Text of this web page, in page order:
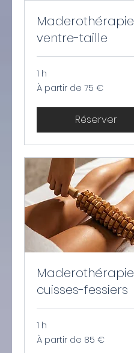
Maderothérapie
ventre-taille
1 h
À
partir
À partir de 75 €
Réserver
Maderothérapie
cuisses-fessiers
1 h
À
partir
À partir de 85 €